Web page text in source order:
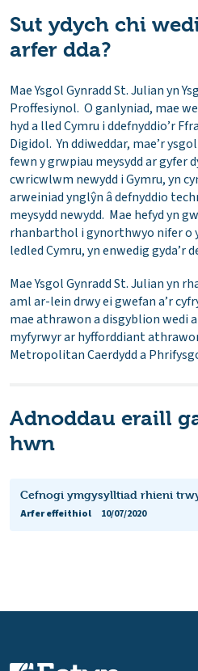
Sut ydych chi
arfer dda?
Mae Ysgol Gynradd St. Julian yn
Proffesiynol. O ganlyniad, mae
hyd a lled Cymru i ddefnyddio’r
Digidol. Yn ddiweddar, mae’r
fewn y grwpiau meysydd ar gyfer
cwricwlwm newydd i Gymru, yn
arweiniad ynglŷn â defnyddio
meysydd newydd. Mae hefyd yn
rhanbarthol i gynorthwyo nifer o
ledled Cymru, yn enwedig gyda’r
Mae Ysgol Gynradd St. Julian yn
aml ar-lein drwy ei gwefan a’r
mae athrawon a disgyblion wedi
myfyrwyr ar hyfforddiant
Metropolitan Caerdydd a
Adnoddau eraill
hwn
Cefnogi ymgysylltiad rhieni
Arfer effeithiol
10/07/2020